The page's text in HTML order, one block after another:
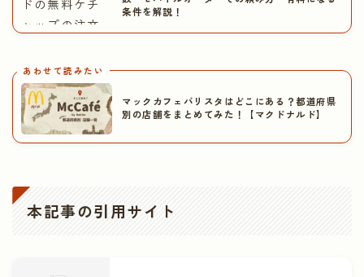
条件を解説！
あわせて読みたい
マックカフェバリスタはどこにある？都道府県
別の店舗をまとめてみた！【マクドナルド】
本記事の引用サイト